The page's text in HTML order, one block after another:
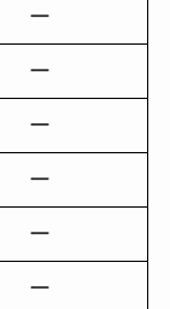
ー
ー
ー
ー
ー
ー